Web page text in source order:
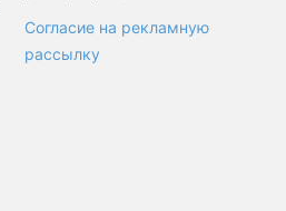
Согласие на рекламную
рассылку